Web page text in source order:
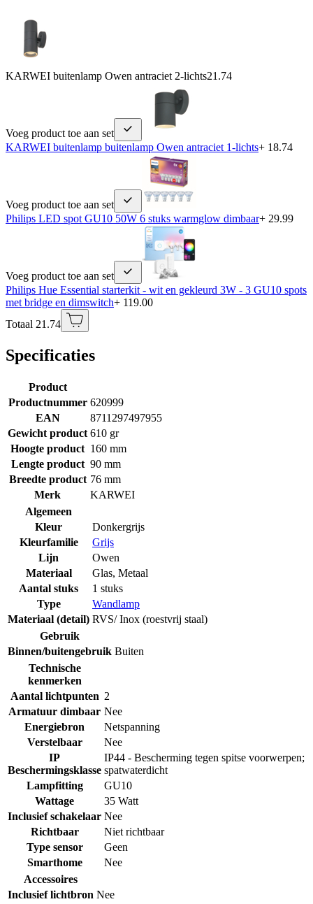
KARWEI buitenlamp Owen antraciet 2-lichts21.74
Voeg product toe aan set
KARWEI buitenlamp buitenlamp Owen antraciet 1-lichts+ 18.74
Voeg product toe aan set
Philips LED spot GU10 50W 6 stuks warmglow dimbaar+ 29.99
Voeg product toe aan set
Philips Hue Essential starterkit - wit en gekleurd 3W - 3 GU10 spots
met bridge en dimswitch+ 119.00
Totaal 21.74
Specificaties
Product
Productnummer 620999
EAN
8711297497955
Gewicht product 610 gr
Hoogte product 160 mm
Lengte product 90 mm
Breedte product 76 mm
Merk
KARWEI
Algemeen
Kleur
Donkergrijs
Kleurfamilie
Grijs
Lijn
Owen
Materiaal
Glas, Metaal
Aantal stuks
1 stuks
Type
Wandlamp
Materiaal (detail) RVS/ Inox (roestvrij staal)
Gebruik
Binnen/buitengebruik Buiten
Technische
kenmerken
Aantal lichtpunten 2
Armatuur dimbaar Nee
Energiebron
Netspanning
Verstelbaar
Nee
IP
Beschermingsklasse
IP44 - Bescherming tegen spitse voorwerpen;
spatwaterdicht
Lampfitting
GU10
Wattage
35 Watt
Inclusief schakelaar Nee
Richtbaar
Niet richtbaar
Type sensor
Geen
Smarthome
Nee
Accessoires
Inclusief lichtbron Nee